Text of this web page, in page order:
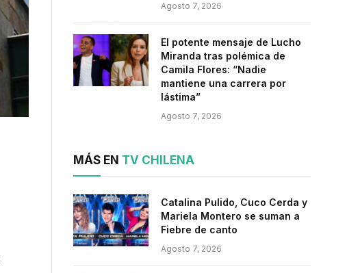
Agosto 7, 2026
El potente mensaje de Lucho
Miranda tras polémica de
Camila Flores: “Nadie
mantiene una carrera por
lástima”
Agosto 7, 2026
MÁS EN TV CHILENA
Catalina Pulido, Cuco Cerda y
Mariela Montero se suman a
Fiebre de canto
Agosto 7, 2026